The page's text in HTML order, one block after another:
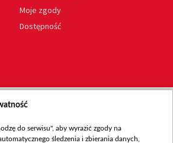
Moje zgody
Dostępność
do serwisu", aby wyrazić zgody na
śledzenia i zbierania danych,